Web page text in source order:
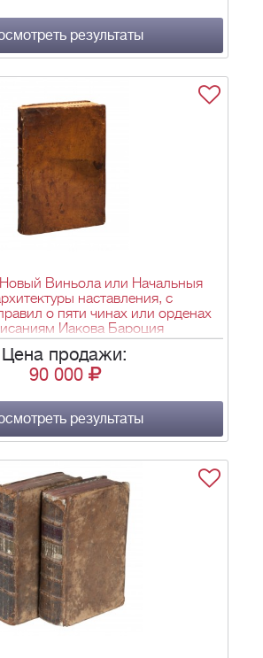
результаты
Виньола или Начальныя
наставления, с
о пяти чинах или орденах
Иакова Бароция
фр. – М.: в Унив. тип., 1778. - [2],
ил.; 24,7х19 см.
Цена продажи:
90 000
результаты